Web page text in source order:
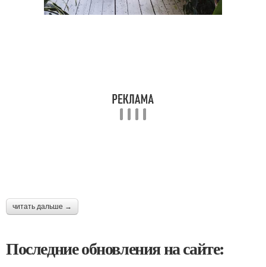
читать дальше →
Последние обновления на сайте: